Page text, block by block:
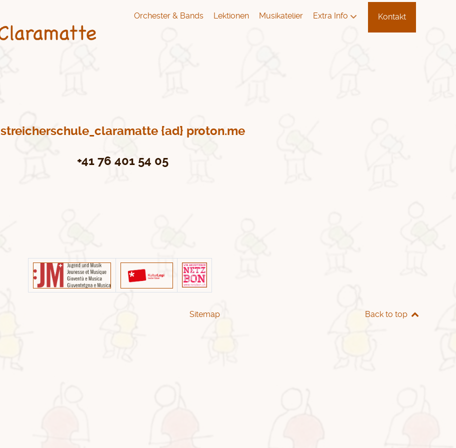
Orchester & Bands Lektionen Musikatelier Extra Info Kontakt
streicherschule_claramatte {ad} proton.me
+41 76 401 54 05
Sitemap Back to top